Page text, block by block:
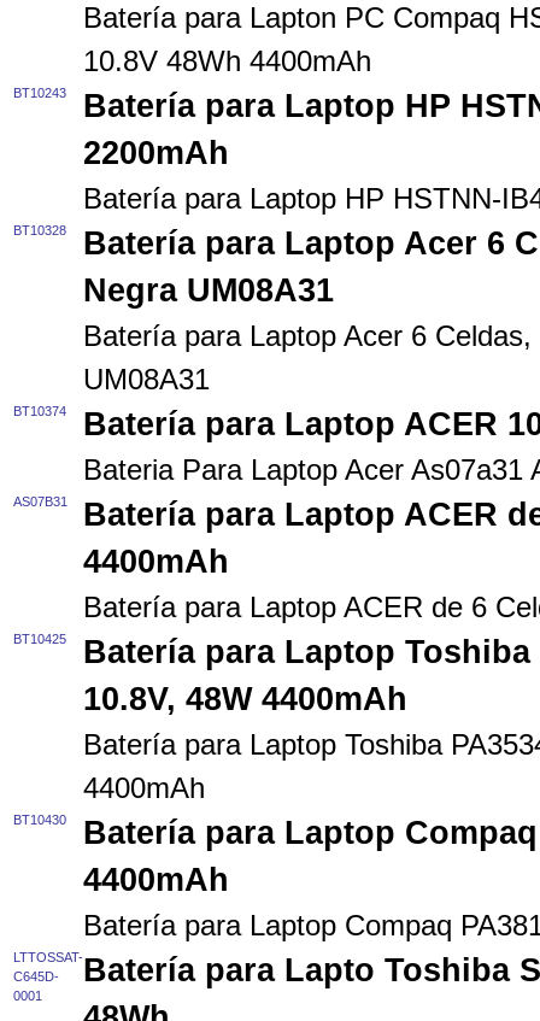
Batería para Lapton PC Compaq
10.8V 48Wh 4400mAh
BT10243
Batería para Laptop HP
2200mAh
Batería para Laptop HP HSTNN-
BT10328
Batería para Laptop Acer 6
Negra UM08A31
Batería para Laptop Acer 6
UM08A31
BT10374 Batería para Laptop ACER
Bateria Para Laptop Acer As07a31
AS07B31
Batería para Laptop ACER
4400mAh
Batería para Laptop ACER de 6
BT10425
Batería para Laptop Toshiba
10.8V, 48W 4400mAh
Batería para Laptop Toshiba
4400mAh
BT10430
Batería para Laptop
4400mAh
Batería para Laptop Compaq
LTTOSSAT-
C645D-
0001
Batería para Lapto Toshiba